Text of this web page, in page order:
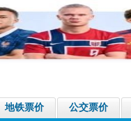
地铁票价 公交票价